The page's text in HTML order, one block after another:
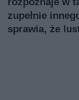
zupełnie
sprawia, że